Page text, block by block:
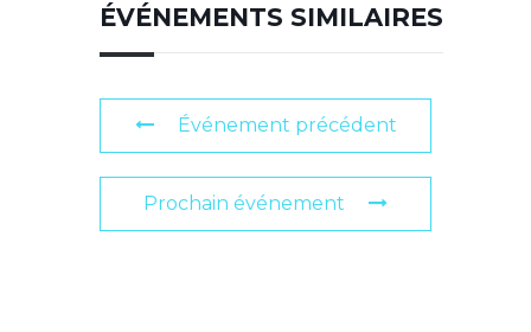
ÉVÉNEMENTS SIMILAIRES
Événement précédent
Prochain événement